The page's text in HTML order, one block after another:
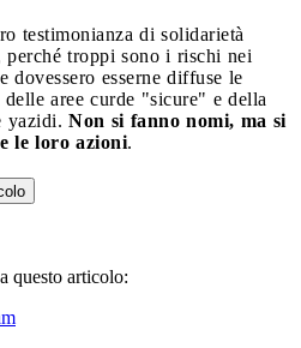
testimonianza di solidarietà
perché troppi sono i rischi nei
dovessero esserne diffuse le
aree curde "sicure" e della
yazidi. Non si fanno nomi, ma si
le loro azioni.
questo articolo: